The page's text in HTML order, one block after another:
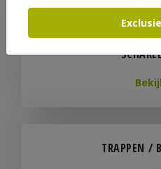
TRAPPEN /